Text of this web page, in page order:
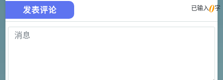
发表评论 已输入0字